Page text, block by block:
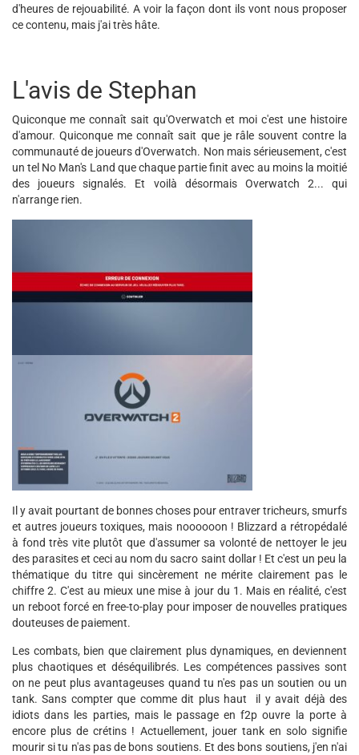
d'heures de rejouabilité. A voir la façon dont ils vont nous proposer
ce contenu, mais j'ai très hâte.
L'avis de Stephan
Quiconque me connaît sait qu'Overwatch et moi c'est une histoire
d'amour. Quiconque me connaît sait que je râle souvent contre la
communauté de joueurs d'Overwatch. Non mais sérieusement, c'est
un tel No Man's Land que chaque partie finit avec au moins la moitié
des joueurs signalés. Et voilà désormais Overwatch 2... qui
n'arrange rien.
Il y avait pourtant de bonnes choses pour entraver tricheurs, smurfs
et autres joueurs toxiques, mais noooooon ! Blizzard a rétropédalé
à fond très vite plutôt que d'assumer sa volonté de nettoyer le jeu
des parasites et ceci au nom du sacro saint dollar ! Et c'est un peu la
thématique du titre qui sincèrement ne mérite clairement pas le
chiffre 2. C'est au mieux une mise à jour du 1. Mais en réalité, c'est
un reboot forcé en free-to-play pour imposer de nouvelles pratiques
douteuses de paiement.
Les combats, bien que clairement plus dynamiques, en deviennent
plus chaotiques et déséquilibrés. Les compétences passives sont
on ne peut plus avantageuses quand tu n'es pas un soutien ou un
tank. Sans compter que comme dit plus haut il y avait déjà des
idiots dans les parties, mais le passage en f2p ouvre la porte à
encore plus de crétins ! Actuellement, jouer tank en solo signifie
mourir si tu n'as pas de bons soutiens. Et des bons soutiens, j'en n'ai